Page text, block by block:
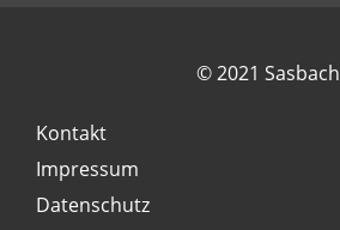
© 2021 Sasbach
Kontakt
Impressum
Datenschutz